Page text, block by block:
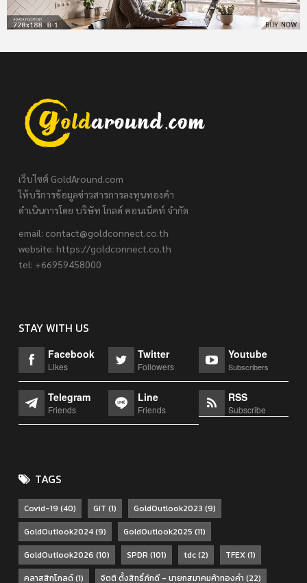
เว็บไซต์ GoldAround.com
ให้บริการข้อมูลข่าวสารการลงทุนทองคำ
ดำเนินการโดย บริษัท โกลด์ คอนเน็คท์ จำกัด
email: contact@goldconnect.co.th
website: https://goldconnect.co.th
tel: +66959458000
STAY WITH US
Facebook
Likes
Twitter
Followers
Youtube
Subscribers
Telegram
Friends
Line
Friends
RSS
Subscribe
TAGS
Covid-19 (40) GIT (1) GoldOutlook2023 (9)
GoldOutlook2024(9) GoldOutlook2025 (11)
GoldOutlook2026 (10) SPDR (101) tdc(2) TFEX(1)
คลาสสิกโกลด์(1) จิตติ ตั้งสิทธิ์ภักดี - นายกสมาคมค้าทองคำ (22)